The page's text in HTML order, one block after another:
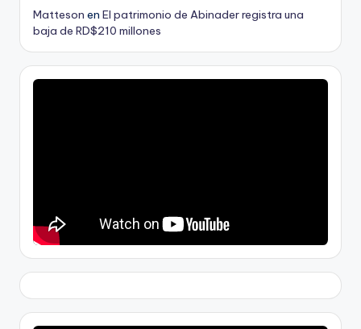
Matteson en El patrimonio de Abinader registra una
baja de RD$210 millones